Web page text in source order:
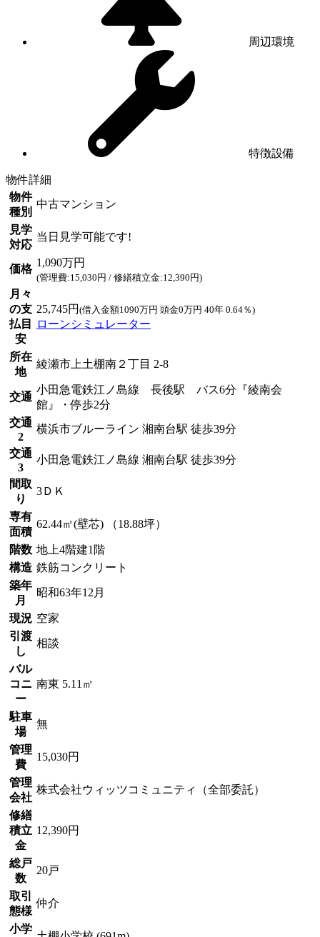
周辺環境
特徴設備
物件詳細
物件
種別
中古マンション
見学
対応
当日見学可能です!
価格
1,090万円
(管理費:15,030円 / 修繕積立金:12,390円)
月々
の支
払目
安
25,745円 (借入金額1090万円 頭金0万円 40年 0.64％)
ローンシミュレーター
所在
地
綾瀬市上土棚南２丁目 2-8
交通
小田急電鉄江ノ島線 長後駅 バス6分『綾南会
館』・停歩2分
交通
2
横浜市ブルーライン 湘南台駅 徒歩39分
交通
3
小田急電鉄江ノ島線 湘南台駅 徒歩39分
間取
り
3ＤＫ
専有
面積
62.44㎡(壁芯) （18.88坪）
階数 地上4階建1階
構造 鉄筋コンクリート
築年
月
昭和63年12月
現況 空家
引渡
し
相談
バル
コニ
ー
南東 5.11㎡
駐車
場
無
管理
費
15,030円
管理
会社
株式会社ウィッツコミュニティ（全部委託）
修繕
積立
金
12,390円
総戸
数
20戸
取引
態様
仲介
小学